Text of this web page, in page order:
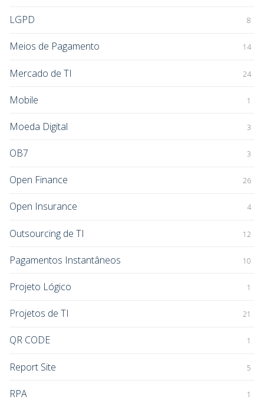
LGPD 8
Meios de Pagamento 14
Mercado de TI 24
Mobile 1
Moeda Digital 3
OB7 3
Open Finance 26
Open Insurance 4
Outsourcing de TI 12
Pagamentos Instantâneos 10
Projeto Lógico 1
Projetos de TI 21
QR CODE 1
Report Site 5
RPA 1